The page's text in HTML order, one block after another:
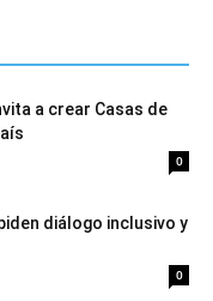
a crear Casas de
0
diálogo inclusivo y
0